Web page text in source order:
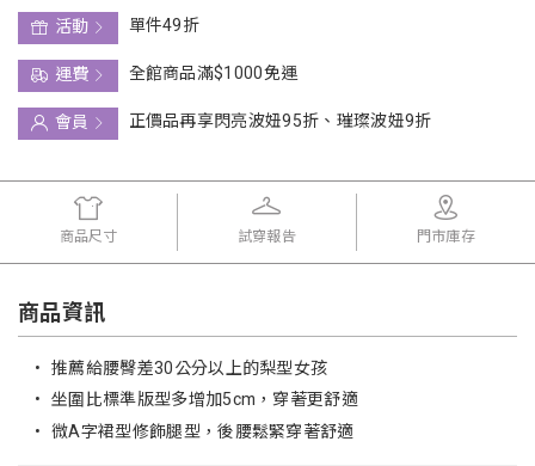
活動
單件49折
運費
全館商品滿$1000免運
會員
正價品再享閃亮波妞95折、璀璨波妞9折
商品尺寸 試穿報告 門市庫存
商品資訊
• 推薦給腰臀差30公分以上的梨型女孩
• 坐圍比標準版型多增加5cm，穿著更舒適
• 微A字裙型修飾腿型，後腰鬆緊穿著舒適